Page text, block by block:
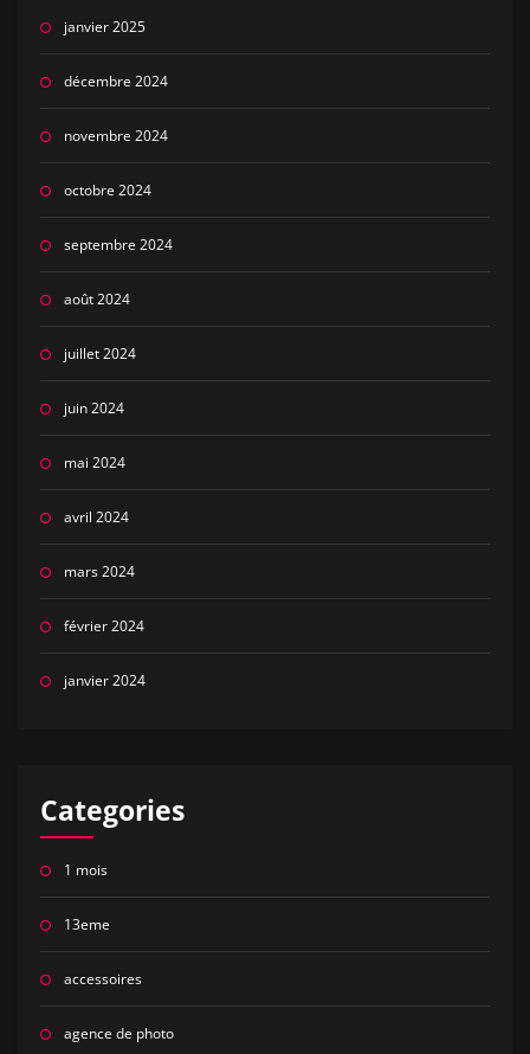
janvier 2025
décembre 2024
novembre 2024
octobre 2024
septembre 2024
août 2024
juillet 2024
juin 2024
mai 2024
avril 2024
mars 2024
février 2024
janvier 2024
Categories
1 mois
13eme
accessoires
agence de photo